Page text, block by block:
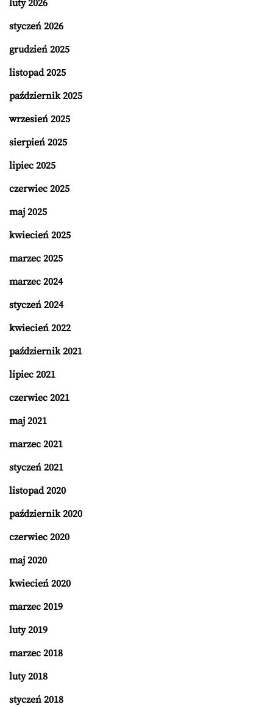
luty 2026
styczeń 2026
grudzień 2025
listopad 2025
październik 2025
wrzesień 2025
sierpień 2025
lipiec 2025
czerwiec 2025
maj 2025
kwiecień 2025
marzec 2025
marzec 2024
styczeń 2024
kwiecień 2022
październik 2021
lipiec 2021
czerwiec 2021
maj 2021
marzec 2021
styczeń 2021
listopad 2020
październik 2020
czerwiec 2020
maj 2020
kwiecień 2020
marzec 2019
luty 2019
marzec 2018
luty 2018
styczeń 2018